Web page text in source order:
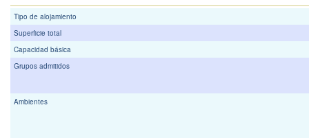
Tipo de alojamiento
Superficie total
Capacidad básica
Grupos admitidos
Ambientes